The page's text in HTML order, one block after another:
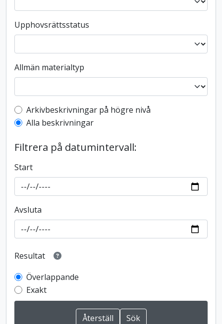
Upphovsrättsstatus
Allmän materialtyp
Top-level description filter
Arkivbeskrivningar på högre nivå
Alla beskrivningar
Filtrera på datumintervall:
Start
Avsluta
Resultat
Överlappande
Exakt